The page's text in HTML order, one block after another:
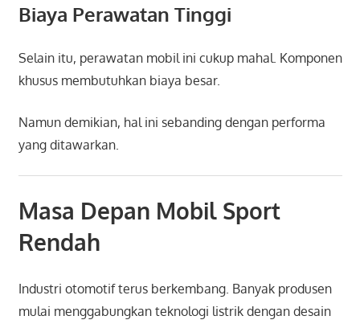
Biaya Perawatan Tinggi
Selain itu, perawatan mobil ini cukup mahal. Komponen
khusus membutuhkan biaya besar.
Namun demikian, hal ini sebanding dengan performa
yang ditawarkan.
Masa Depan Mobil Sport
Rendah
Industri otomotif terus berkembang. Banyak produsen
mulai menggabungkan teknologi listrik dengan desain